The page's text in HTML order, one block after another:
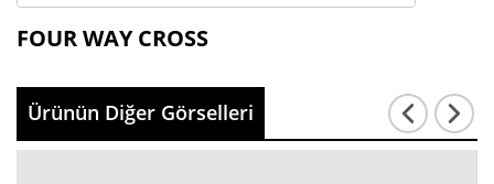
FOUR WAY CROSS
Ürünün Diğer Görselleri